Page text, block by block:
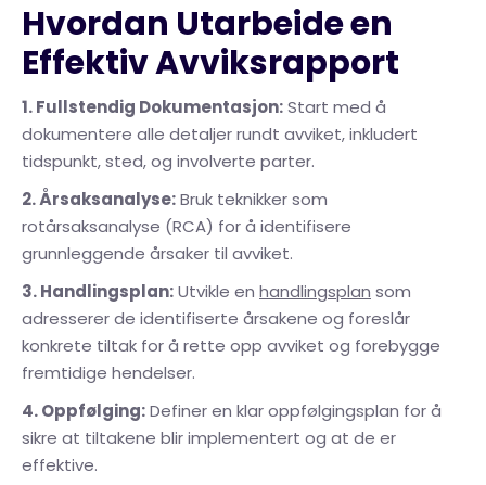
Hvordan Utarbeide en
Effektiv Avviksrapport
1. Fullstendig Dokumentasjon:Start med å
dokumentere alle detaljer rundt avviket, inkludert
tidspunkt, sted, og involverte parter.
2. Årsaksanalyse:Bruk teknikker som
rotårsaksanalyse (RCA) for å identifisere
grunnleggende årsaker til avviket.
3. Handlingsplan:Utvikle en handlingsplan som
adresserer de identifiserte årsakene og foreslår
konkrete tiltak for å rette opp avviket og forebygge
fremtidige hendelser.
4. Oppfølging:Definer en klar oppfølgingsplan for å
sikre at tiltakene blir implementert og at de er
effektive.